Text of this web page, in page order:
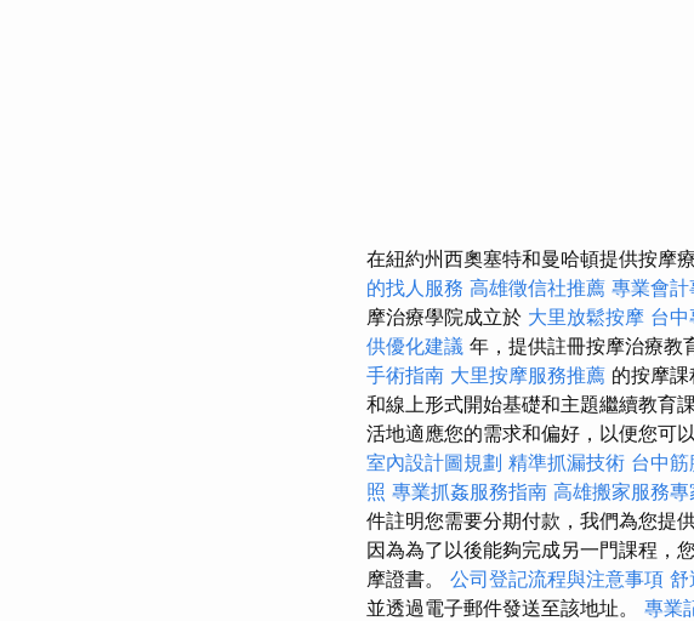
在紐約州西奧塞特和曼哈頓提供按摩
的找人服務 高雄徵信社推薦 專業會
摩治療學院成立於 大里放鬆按摩 台
供優化建議 年，提供註冊按摩治療教
手術指南 大里按摩服務推薦 的按摩
和線上形式開始基礎和主題繼續教育
活地適應您的需求和偏好，以便您可
室內設計圖規劃 精準抓漏技術 台中
照 專業抓姦服務指南 高雄搬家服務專
件註明您需要分期付款，我們為您提
因為為了以後能夠完成另一門課程，
摩證書。 公司登記流程與注意事項 舒
並透過電子郵件發送至該地址。 專業